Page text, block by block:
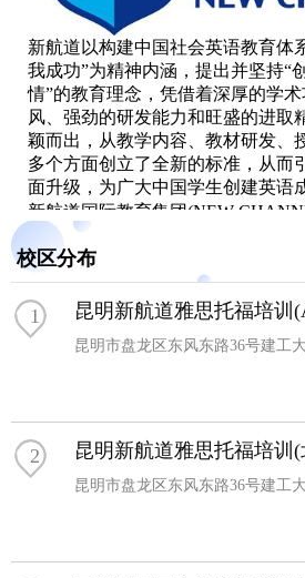
新航道以构建中国社会英语教育体
我成功”为精神内涵，提出并坚持“
情”的教育理念，凭借着深厚的学
风、强劲的研发能力和旺盛的进取
颖而出，从教学内容、教材研发、
多个方面创立了全新的标准，从而
面升级，为广大中国学生创建英语
新航道国际教育集团(NEW
人物、英语教育胡敏教授率领一批
训机构美国Kaplan国际教育集团参
言教育机构
校区分布
1
昆明市盘龙区东风东路36号建工
2
昆明市盘龙区东风东路36号建工